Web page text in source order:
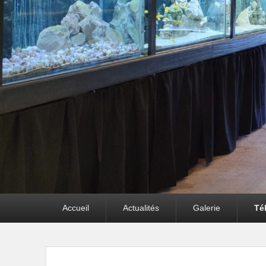
Accueil Actualités Galerie